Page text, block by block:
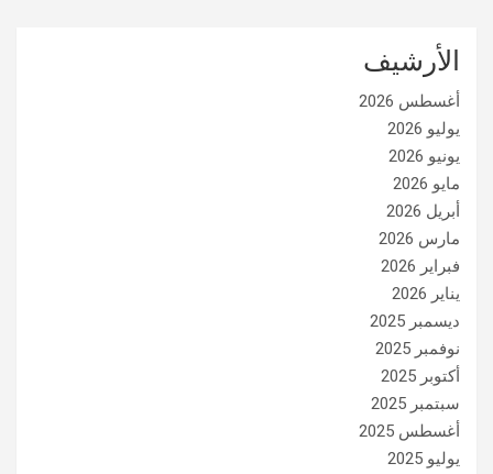
الأرشيف
أغسطس 2026
يوليو 2026
يونيو 2026
مايو 2026
أبريل 2026
مارس 2026
فبراير 2026
يناير 2026
ديسمبر 2025
نوفمبر 2025
أكتوبر 2025
سبتمبر 2025
أغسطس 2025
يوليو 2025